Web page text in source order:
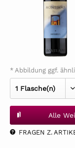
* Abbildung ggf.
Alle
FRAGEN Z.